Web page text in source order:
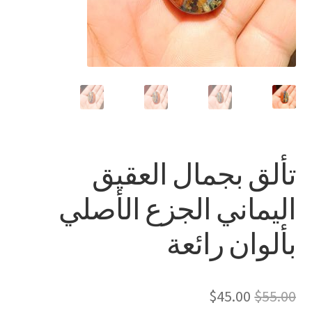
العربية
تألق بجمال العقيق
اليماني الجزع الأصلي
بألوان رائعة
$55.00
السعر
$45.00 السعر